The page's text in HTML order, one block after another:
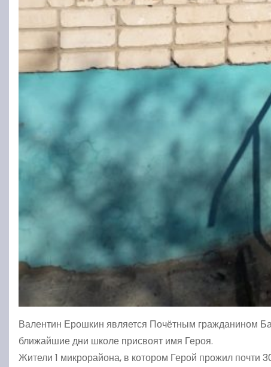
Валентин Ерошкин является Почётным гражданином
ближайшие дни школе присвоят имя Героя.
Жители 1 микрорайона, в котором Герой прожил почти